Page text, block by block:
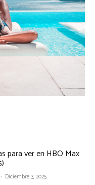
para ver en HBO Max
- Diciembre 3, 2025